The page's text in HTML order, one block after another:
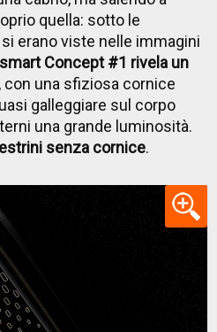
quella: sotto le
erano viste nelle immagini
smart Concept #1 rivela un
con una sfiziosa cornice
galleggiare sul corpo
una grande luminosità.
senza cornice.